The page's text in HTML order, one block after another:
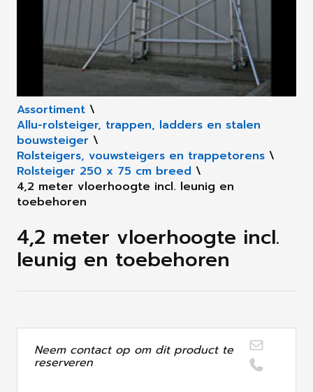
Assortiment \
Allu-rolsteiger, trappen, ladders en stalen
bouwsteiger \
Rolsteigers, vouwsteigers en trappetorens \
Rolsteiger 250 x 75 cm breed \
4,2 meter vloerhoogte incl. leunig en
toebehoren
4,2 meter vloerhoogte incl.
leunig en toebehoren
Neem contact op om dit product te
reserveren